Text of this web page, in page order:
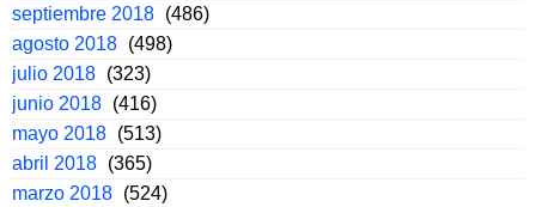
septiembre 2018 (486)
agosto 2018 (498)
julio 2018 (323)
junio 2018 (416)
mayo 2018 (513)
abril 2018 (365)
marzo 2018 (524)